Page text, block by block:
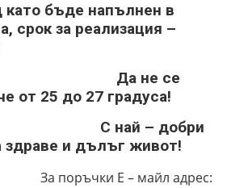
бъде напълнен в
срок за реализация –
се
от 25 до 27 градуса!
– добри
здраве и дълъг живот!
Е – майл адрес: